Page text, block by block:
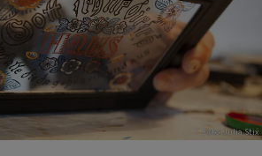
Foto: Julia Stix